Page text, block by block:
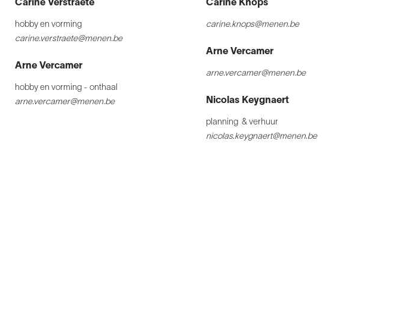
Carine Verstraete
hobby en vorming
carine.verstraete@menen.be
Arne Vercamer
hobby en vorming - onthaal
arne.vercamer@menen.be
Carine Knops
carine.knops@menen.be
Arne Vercamer
arne.vercamer@menen.be
Nicolas Keygnaert
planning & verhuur
nicolas.keygnaert@menen.be